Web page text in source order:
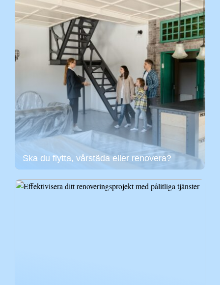
Ska du flytta, vårstäda eller renovera?